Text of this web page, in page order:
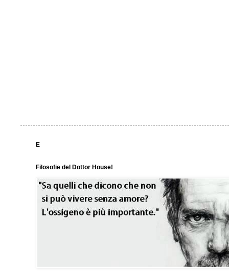
E
Filosofie del Dottor House!